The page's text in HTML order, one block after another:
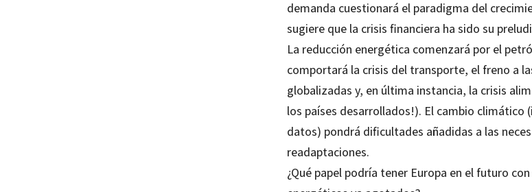
demanda cuestionará el paradigma del
sugiere que la crisis financiera ha sido su
La reducción energética comenzará por el
comportará la crisis del transporte, el freno a
globalizadas y, en última instancia, la crisis
los países desarrollados!). El cambio climático
datos) pondrá dificultades añadidas a las
readaptaciones.
¿Qué papel podría tener Europa en el futuro